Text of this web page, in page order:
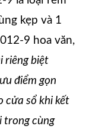
kẹp và 1
9 hoa văn,
riêng biệt
điểm gọn
cửa sổ khi kết
trong cùng